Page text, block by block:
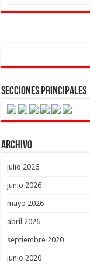
Secciones Principales
Archivo
julio 2026
junio 2026
mayo 2026
abril 2026
septiembre 2020
junio 2020